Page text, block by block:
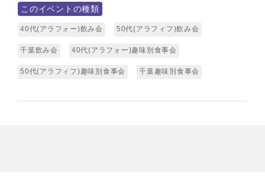
このイベントの種類
40代(アラフォー)飲み会 50代(アラフィフ)飲み会
千葉飲み会 40代(アラフォー)趣味別食事会
50代(アラフィフ)趣味別食事会 千葉趣味別食事会